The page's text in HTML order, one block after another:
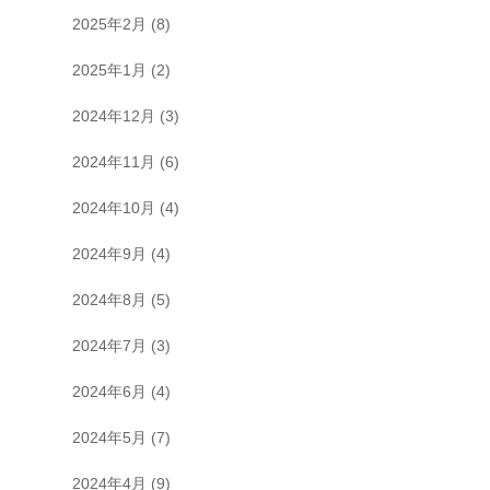
2025年2月 (8)
2025年1月 (2)
2024年12月 (3)
2024年11月 (6)
2024年10月 (4)
2024年9月 (4)
2024年8月 (5)
2024年7月 (3)
2024年6月 (4)
2024年5月 (7)
2024年4月 (9)